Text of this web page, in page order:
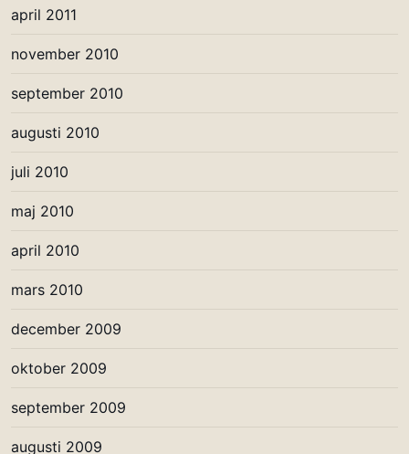
april 2011
november 2010
september 2010
augusti 2010
juli 2010
maj 2010
april 2010
mars 2010
december 2009
oktober 2009
september 2009
augusti 2009